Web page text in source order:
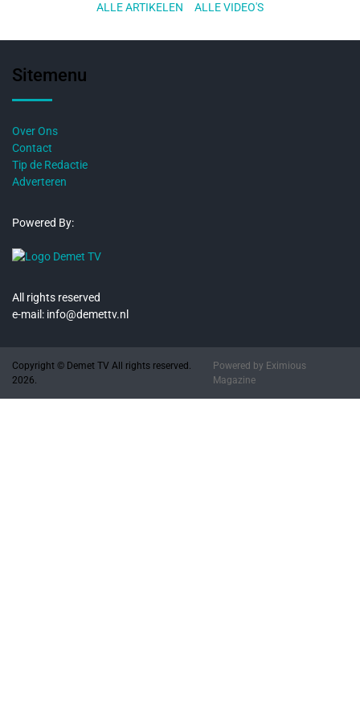
ALLE ARTIKELEN ALLE VIDEO'S
Sitemenu
Over Ons
Contact
Tip de Redactie
Adverteren
Powered By:
All rights reserved
e-mail: info@demettv.nl
Copyright © Demet TV All rights reserved.
2026.
Powered by Eximious
Magazine